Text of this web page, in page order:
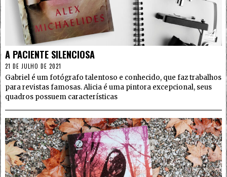
4
A PACIENTE SILENCIOSA
21 DE JULHO DE 2021
Gabriel é um fotógrafo talentoso e conhecido, que faz trabalhos
para revistas famosas. Alicia é uma pintora excepcional, seus
quadros possuem características